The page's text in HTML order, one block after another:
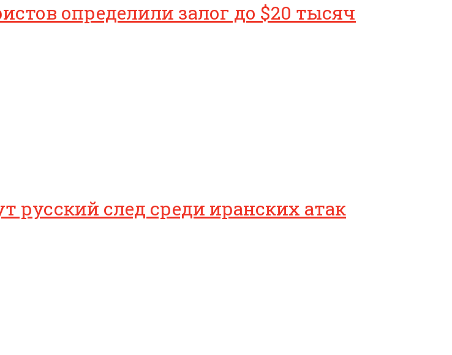
определили залог до $20 тысяч
след среди иранских атак